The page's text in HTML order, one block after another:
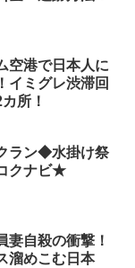
空港で日本人に
イミグレ渋滞回
所！
ラン◆水掛け祭
クナビ★
妻自殺の衝撃！
溜めこむ日本